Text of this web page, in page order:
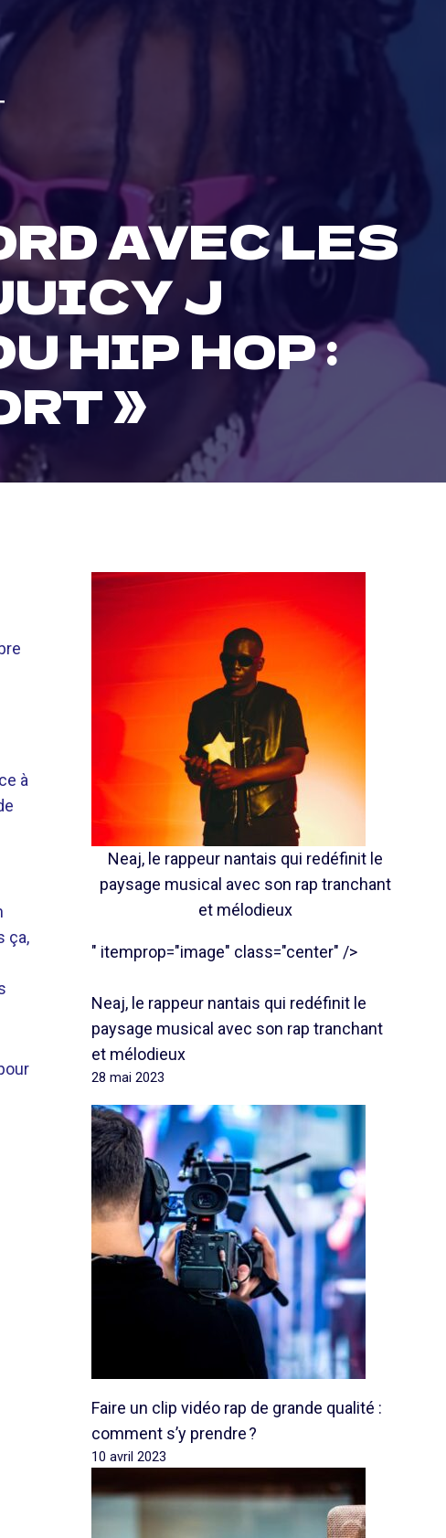
AVEC LES
J
HIP HOP :
»
à
ça,
Neaj, le rappeur nantais qui redéfinit le
paysage musical avec son rap tranchant
et mélodieux
" itemprop="image" class="center" />
Neaj, le rappeur nantais qui redéfinit le
paysage musical avec son rap tranchant
et mélodieux
28 mai 2023
Faire un clip vidéo rap de grande qualité :
comment s’y prendre ?
10 avril 2023